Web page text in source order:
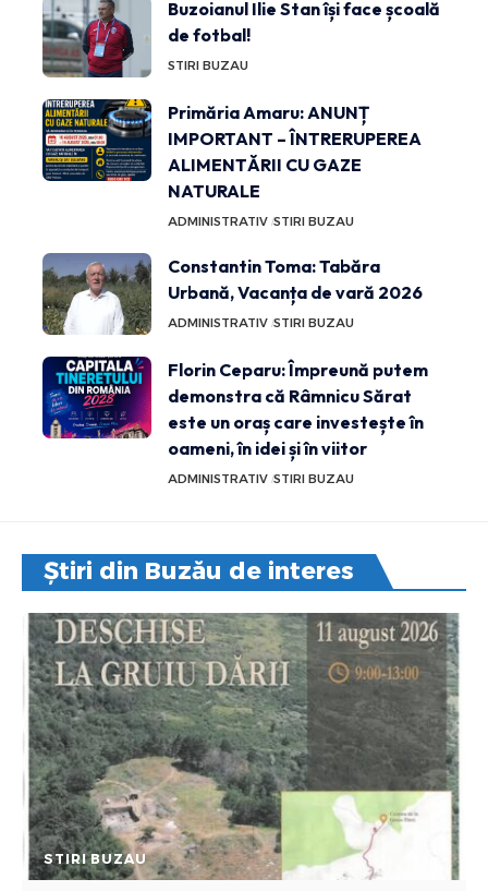
Buzoianul Ilie Stan își face școală
de fotbal!
STIRI BUZAU
Primăria Amaru: ANUNȚ
IMPORTANT – ÎNTRERUPEREA
ALIMENTĂRII CU GAZE
NATURALE
ADMINISTRATIV STIRI BUZAU
Constantin Toma: Tabăra
Urbană, Vacanța de vară 2026
ADMINISTRATIV STIRI BUZAU
Florin Ceparu: Împreună putem
demonstra că Râmnicu Sărat
este un oraș care investește în
oameni, în idei și în viitor
ADMINISTRATIV STIRI BUZAU
Știri din Buzău de interes
STIRI BUZAU